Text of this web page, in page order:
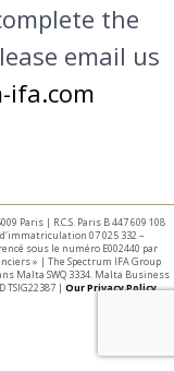
the
email us
ifa.com
Paris | R.C.S. Paris B 447 609 108
07 025 332 –
sous le numéro E002440 par
» | The Spectrum IFA Group
Malta SWQ 3334. Malta Business
TSIG22387 | Our Privacy Policy